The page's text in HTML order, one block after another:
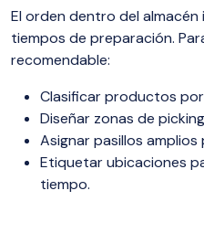
El orden dentro del
tiempos de preparación.
recomendable:
Clasificar productos
Diseñar zonas de
Asignar pasillos
Etiquetar ubicaciones
tiempo.